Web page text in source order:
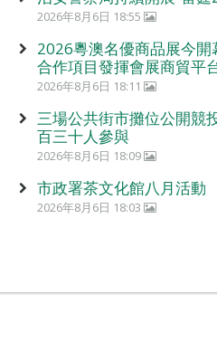
2026年8月6日 18:55
2026粵澳名優商品展今開
合作項目發揮會展商貿平
2026年8月6日 18:11
三場公共街市攤位公開競
百三十人參與
2026年8月6日 18:09
市政署茶文化館八月活動
2026年8月6日 18:03